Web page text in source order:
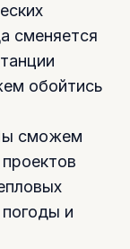
сменяется
обойтись
сможем
и